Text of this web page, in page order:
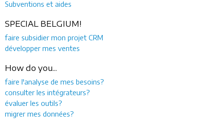
Subventions et aides
SPECIAL BELGIUM!
faire subsidier mon projet CRM
développer mes ventes
How do you...
faire l'analyse de mes besoins?
consulter les intégrateurs?
évaluer les outils?
migrer mes données?